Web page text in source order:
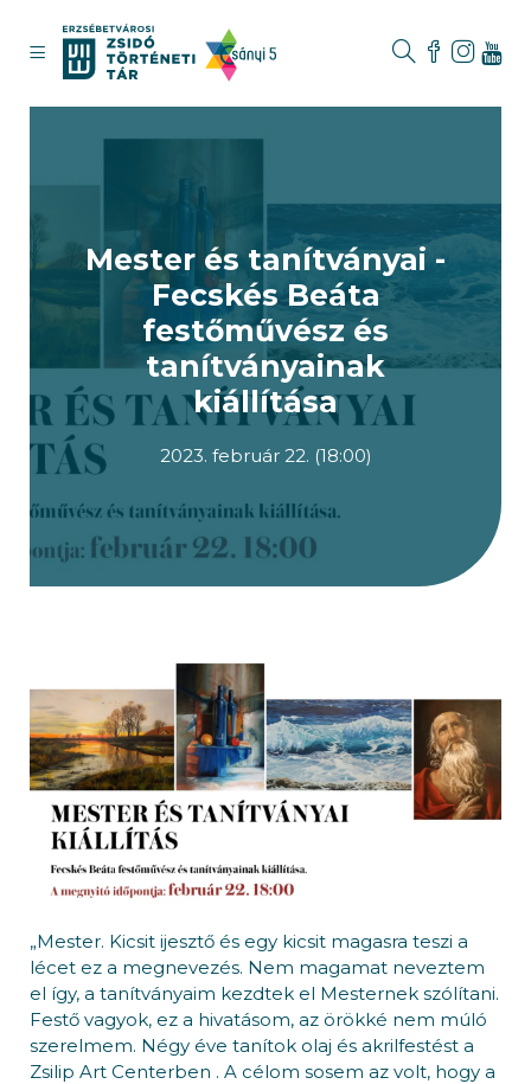
Mester és tanítványai -
Fecskés Beáta
festőművész és
tanítványainak
kiállítása
2023. február 22. (18:00)
„Mester. Kicsit ijesztő és egy kicsit magasra teszi a
lécet ez a megnevezés. Nem magamat neveztem
el így, a tanítványaim kezdtek el Mesternek szólítani.
Festő vagyok, ez a hivatásom, az örökké nem múló
szerelmem. Négy éve tanítok olaj és akrilfestést a
Zsilip Art Centerben . A célom sosem az volt, hogy a